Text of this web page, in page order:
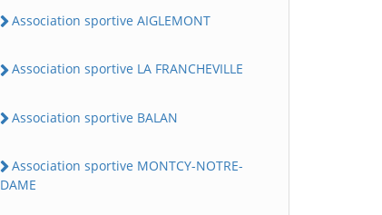
Association sportive AIGLEMONT
Association sportive LA FRANCHEVILLE
Association sportive BALAN
Association sportive MONTCY-NOTRE-
DAME